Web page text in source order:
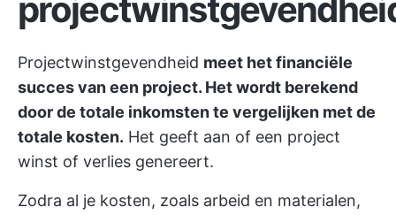
Projectwinstgevendheid meet het financiële
succes van een project. Het wordt berekend
door de totale inkomsten te vergelijken met de
totale kosten. Het geeft aan of een project
winst of verlies genereert.
Zodra al je kosten, zoals arbeid en materialen,